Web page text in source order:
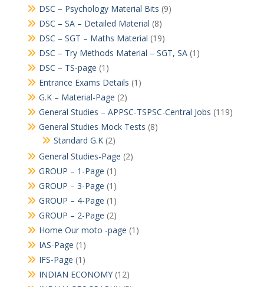
DSC – Psychology Material Bits (9)
DSC – SA – Detailed Material (8)
DSC – SGT – Maths Material (19)
DSC – Try Methods Material – SGT, SA(1)
DSC – TS-page (1)
Entrance Exams Details (1)
G.K – Material-Page (2)
General Studies – APPSC-TSPSC-Central Jobs (119)
General Studies Mock Tests (8)
Standard G.K(2)
General Studies-Page (2)
GROUP – 1-Page (1)
GROUP – 3-Page (1)
GROUP – 4-Page (1)
GROUP – 2-Page (2)
Home Our moto -page (1)
IAS-Page (1)
IFS-Page (1)
INDIAN ECONOMY(12)